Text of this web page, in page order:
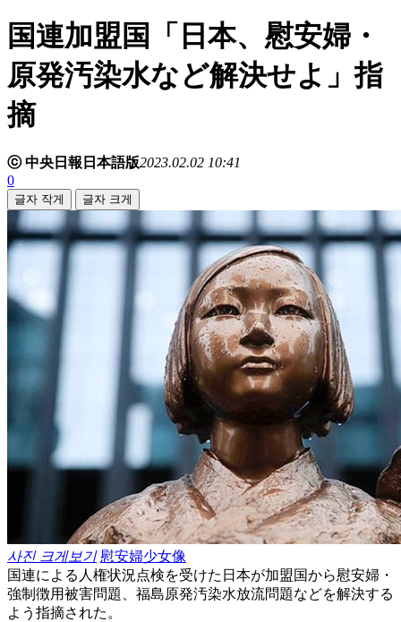
国連加盟国「日本、慰安婦・
原発汚染水など解決せよ」指
摘
ⓒ 中央日報日本語版2023.02.02 10:41
0
글자 작게 글자 크게
사진 크게보기 慰安婦少女像
国連による人権状況点検を受けた日本が加盟国から慰安婦・
強制徴用被害問題、福島原発汚染水放流問題などを解決する
よう指摘された。